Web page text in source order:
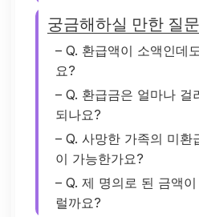
궁금해하실 만한 질
– Q. 환급액이 소액인데
요?
– Q. 환급금은 얼마나 걸
되나요?
– Q. 사망한 가족의 미환
이 가능한가요?
– Q. 제 명의로 된 금액
럴까요?